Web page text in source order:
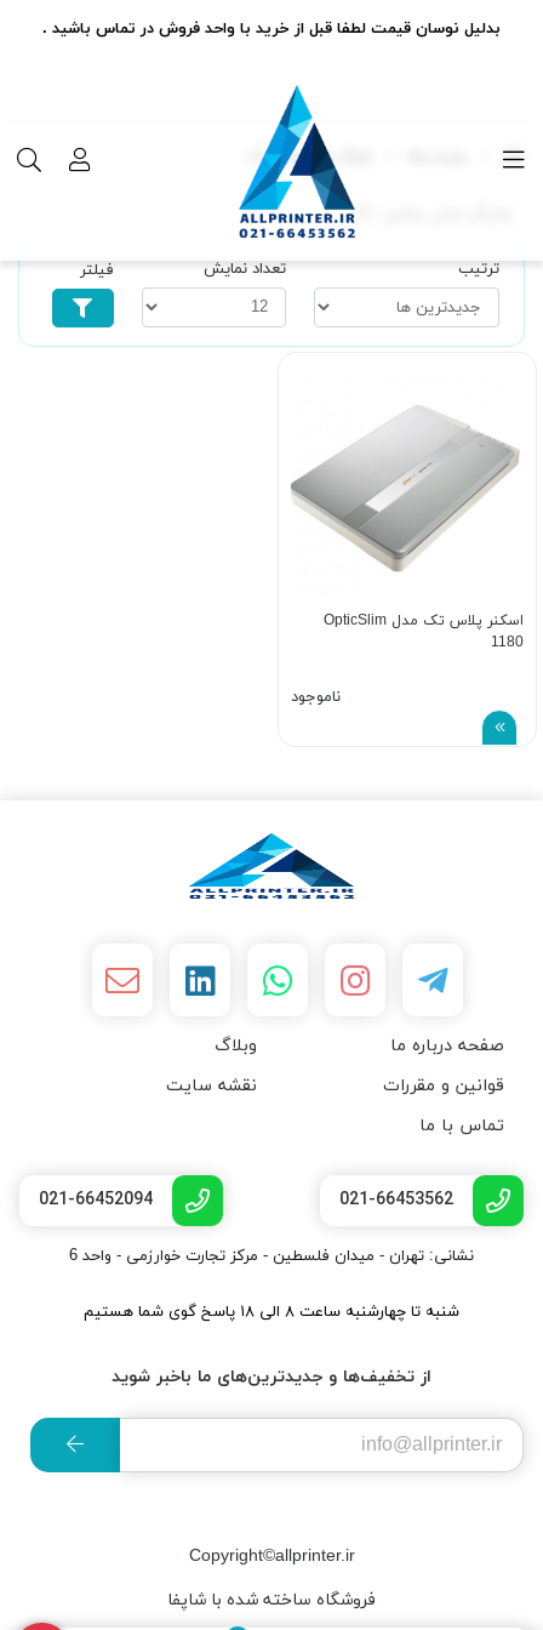
چاپگر مدل پلاس تک
چاپگر مدل پلاس تک
ترتیب تعداد نمایش فیلتر
اسکنر پلاس تک مدل OpticSlim
1180
ناموجود
صفحه درباره ما
وبلاگ
قوانین و مقررات
نقشه سایت
تماس با ما
021-66453562
021-66452094
نشانی: تهران - میدان فلسطین - مرکز تجارت خوارزمی - واحد 6
شنبه تا چهارشنبه ساعت ۸ الی ۱۸ پاسخ گوی شما هستیم
از تخفیف‌ها و جدیدترین‌های ما باخبر شوید
Copyright©allprinter.ir
فروشگاه ساخته شده با شاپفا
بدلیل نوسان قیمت لطفا قبل از خرید با واحد فروش در تماس باشید .